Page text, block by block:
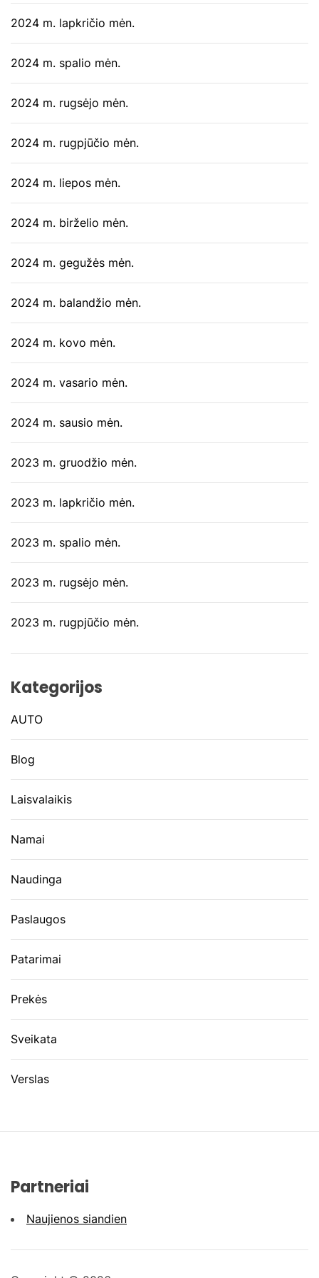
2024 m. lapkričio mėn.
2024 m. spalio mėn.
2024 m. rugsėjo mėn.
2024 m. rugpjūčio mėn.
2024 m. liepos mėn.
2024 m. birželio mėn.
2024 m. gegužės mėn.
2024 m. balandžio mėn.
2024 m. kovo mėn.
2024 m. vasario mėn.
2024 m. sausio mėn.
2023 m. gruodžio mėn.
2023 m. lapkričio mėn.
2023 m. spalio mėn.
2023 m. rugsėjo mėn.
2023 m. rugpjūčio mėn.
Kategorijos
AUTO
Blog
Laisvalaikis
Namai
Naudinga
Paslaugos
Patarimai
Prekės
Sveikata
Verslas
Partneriai
Naujienos siandien